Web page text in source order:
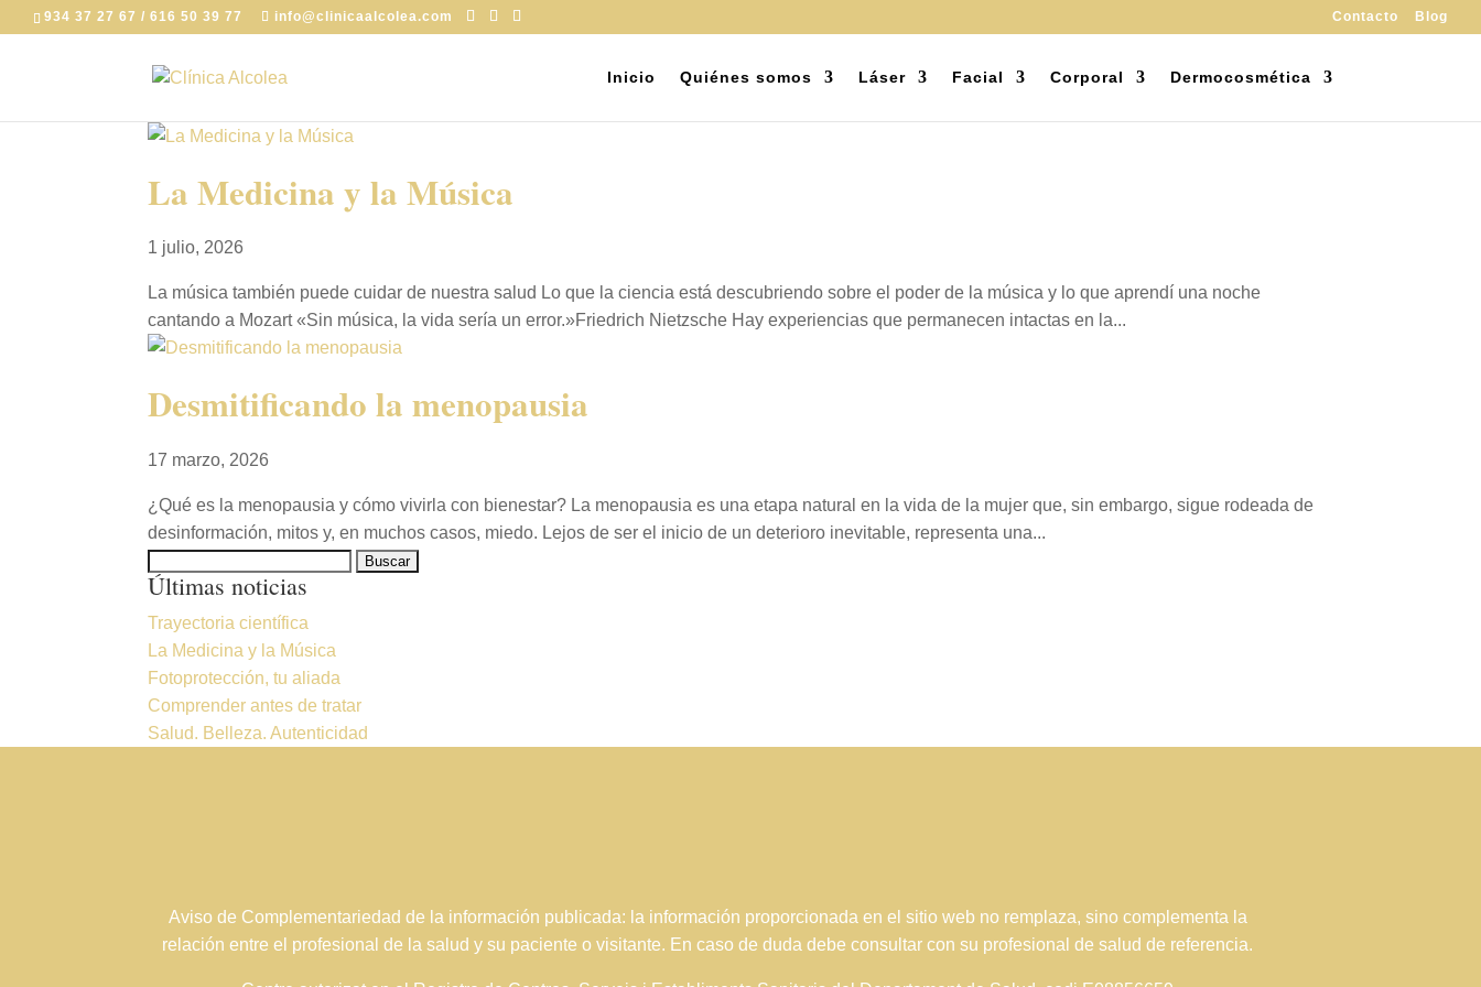
934 37 27 67 / 616 50 39 77 info@clinicaalcolea.com Contacto Blog
Inicio Quiénes somos Láser Facial Corporal Dermocosmética
La Medicina y la Música
1 julio, 2026
La música también puede cuidar de nuestra salud Lo que la ciencia está descubriendo sobre el poder de la música y lo que aprendí una noche
cantando a Mozart «Sin música, la vida sería un error.»Friedrich Nietzsche Hay experiencias que permanecen intactas en la...
Desmitificando la menopausia
17 marzo, 2026
¿Qué es la menopausia y cómo vivirla con bienestar? La menopausia es una etapa natural en la vida de la mujer que, sin embargo, sigue rodeada de
desinformación, mitos y, en muchos casos, miedo. Lejos de ser el inicio de un deterioro inevitable, representa una...
Últimas noticias
Trayectoria científica
La Medicina y la Música
Fotoprotección, tu aliada
Comprender antes de tratar
Salud. Belleza. Autenticidad
Aviso de Complementariedad de la información publicada: la información proporcionada en el sitio web no remplaza, sino complementa la
relación entre el profesional de la salud y su paciente o visitante. En caso de duda debe consultar con su profesional de salud de referencia.